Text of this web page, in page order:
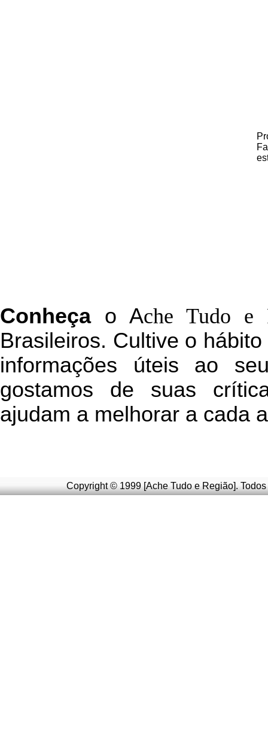
Conheçao Ache Tudo e
Brasileiros. Cultive o
informações úteis ao
gostamos de suas
ajudam a melhorar a cada
Copyright © 1999 [Ache Tudo e Região].